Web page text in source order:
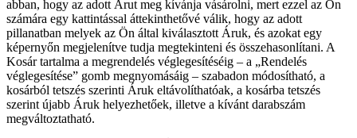
abban, hogy az adott Árut meg kívánja vásárolni, mert ezzel az Ön
számára egy kattintással áttekinthetővé válik, hogy az adott
pillanatban melyek az Ön által kiválasztott Áruk, és azokat egy
képernyőn megjelenítve tudja megtekinteni és összehasonlítani. A
Kosár tartalma a megrendelés véglegesítéséig – a „Rendelés
véglegesítése” gomb megnyomásáig – szabadon módosítható, a
kosárból tetszés szerinti Áruk eltávolíthatóak, a kosárba tetszés
szerint újabb Áruk helyezhetőek, illetve a kívánt darabszám
megváltoztatható.